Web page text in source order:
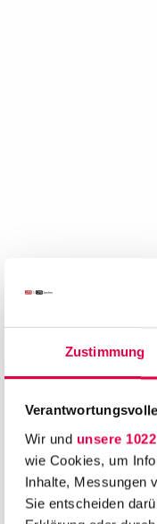
Zustimmung
Wir und unsere
wie Cookies, um
Inhalte, Messungen
Sie entscheiden